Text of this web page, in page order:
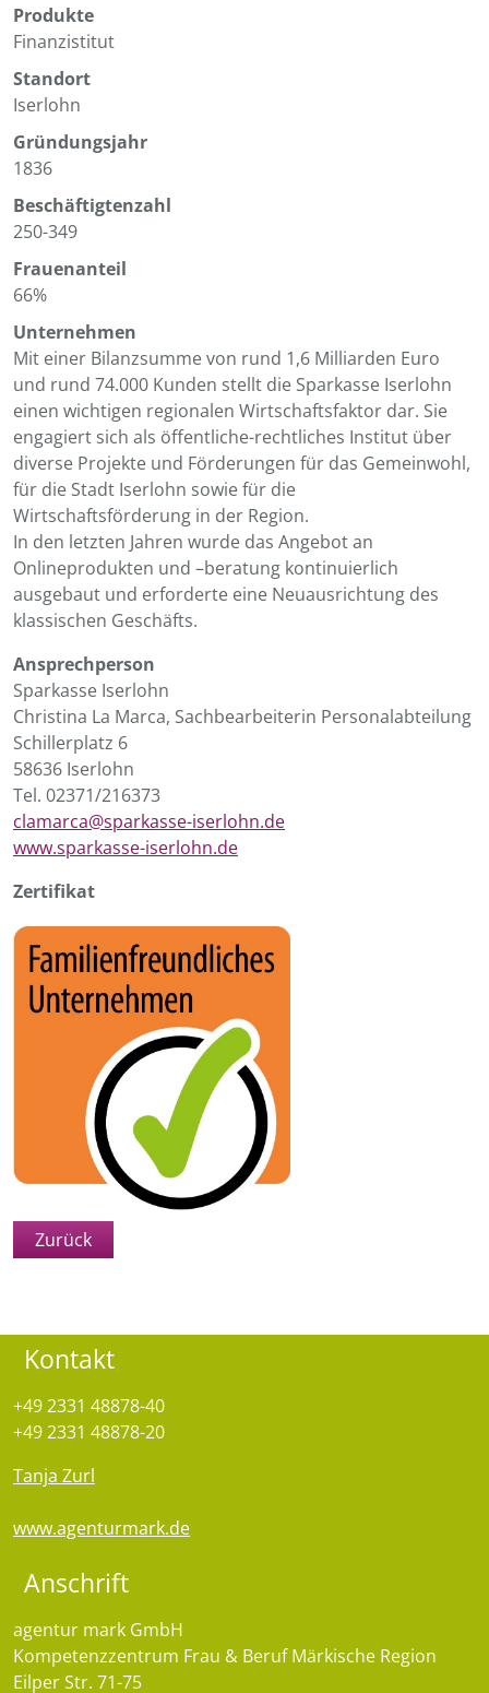
Produkte
Finanzistitut
Standort
Iserlohn
Gründungsjahr
1836
Beschäftigtenzahl
250-349
Frauenanteil
66%
Unternehmen
Mit einer Bilanzsumme von rund 1,6 Milliarden Euro
und rund 74.000 Kunden stellt die Sparkasse Iserlohn
einen wichtigen regionalen Wirtschaftsfaktor dar. Sie
engagiert sich als öffentliche-rechtliches Institut über
diverse Projekte und Förderungen für das Gemeinwohl,
für die Stadt Iserlohn sowie für die
Wirtschaftsförderung in der Region.
In den letzten Jahren wurde das Angebot an
Onlineprodukten und –beratung kontinuierlich
ausgebaut und erforderte eine Neuausrichtung des
klassischen Geschäfts.
Ansprechperson
Sparkasse Iserlohn
Christina La Marca, Sachbearbeiterin Personalabteilung
Schillerplatz 6
58636 Iserlohn
Tel. 02371/216373
clamarca@sparkasse-iserlohn.de
www.sparkasse-iserlohn.de
Zertifikat
Zurück
Kontakt
+49 2331 48878-40
+49 2331 48878-20
Tanja Zurl
www.agenturmark.de
Anschrift
agentur mark GmbH
Kompetenzzentrum Frau & Beruf Märkische Region
Eilper Str. 71-75